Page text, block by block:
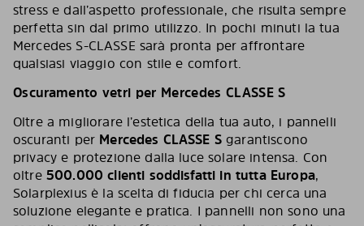
stress e dall’aspetto professionale, che risulta sempre
perfetta sin dal primo utilizzo. In pochi minuti la tua
Mercedes S-CLASSE sarà pronta per affrontare
qualsiasi viaggio con stile e comfort.
Oscuramento vetri per Mercedes CLASSE S
Oltre a migliorare l’estetica della tua auto, i pannelli
oscuranti per Mercedes CLASSE Sgarantiscono
privacy e protezione dalla luce solare intensa. Con
oltre 500.000 clienti soddisfatti in tutta Europa,
Solarplexius è la scelta di fiducia per chi cerca una
soluzione elegante e pratica. I pannelli non sono una